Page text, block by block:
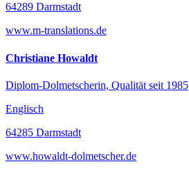
64289 Darmstadt
www.m-translations.de
Christiane Howaldt
Diplom-Dolmetscherin, Qualität seit 1985
Englisch
64285 Darmstadt
www.howaldt-dolmetscher.de